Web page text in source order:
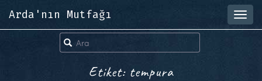
Arda'nın Mutfağı
Etiket: tempura